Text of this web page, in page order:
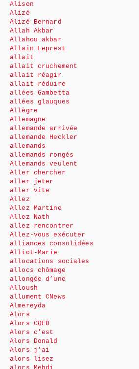
Alison
Alizé
Alizé Bernard
Allah Akbar
Allahou akbar
Allain Leprest
allait
allait cruchement
allait réagir
allait réduire
allées Gambetta
allées glauques
Allègre
Allemagne
allemande arrivée
allemande Heckler
allemands
allemands rongés
Allemands veulent
Aller chercher
aller jeter
aller vite
Allez
Allez Martine
Allez Nath
allez rencontrer
Allez-vous exécuter
alliances consolidées
Alliot-Marie
allocations sociales
allocs chômage
allongée d’une
Alloush
allument CNews
Almereyda
Alors
Alors CQFD
Alors c’est
Alors Donald
Alors j’ai
alors lisez